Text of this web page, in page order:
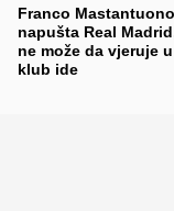
Franco Mastantuono
napušta Real
ne može da vjeruje
klub ide